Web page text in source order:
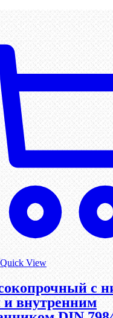
Quick View
с
и внутренним